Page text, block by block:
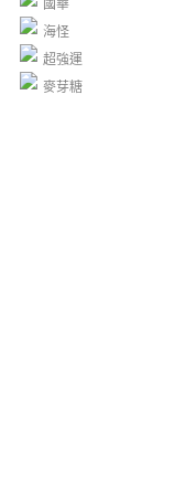
國華
海怪
超強運
麥芽糖